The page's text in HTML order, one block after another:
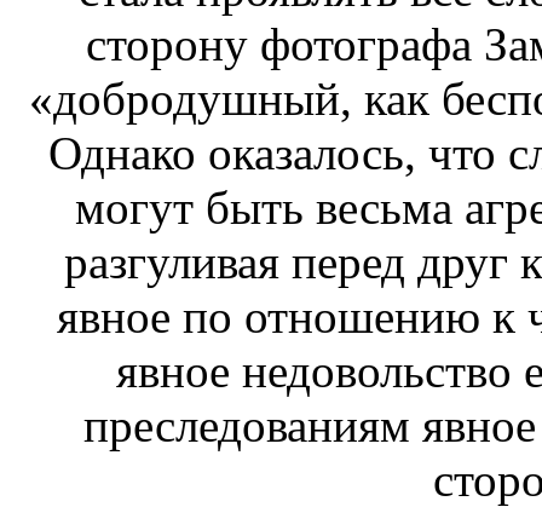
сторону фотографа
«добродушный, как
Однако оказалось, что
могут быть весьма
разгуливая перед друг
явное по отношению к
явное недовольство
преследованиям